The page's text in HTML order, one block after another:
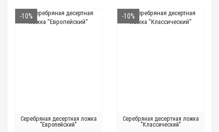
-10%
Серебряная десертная ложка
"Европейский"
-10%
Серебряная десертная ложка
"Классический"